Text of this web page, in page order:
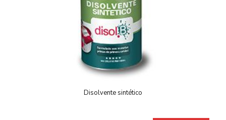
Disolvente sintético